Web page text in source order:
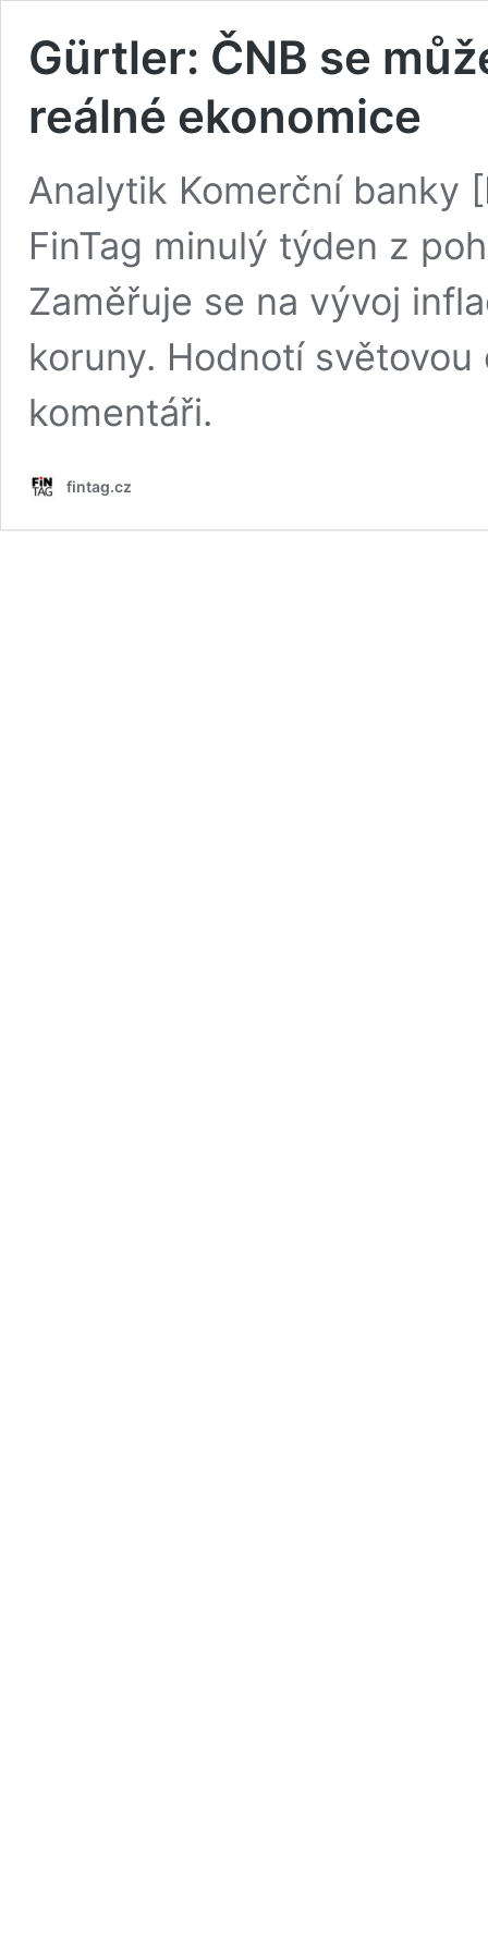
Gürtler: ČNB se
reálné ekonomice
Analytik Komerční banky
FinTag minulý týden z
Zaměřuje se na vývoj
koruny. Hodnotí
komentáři.
fintag.cz